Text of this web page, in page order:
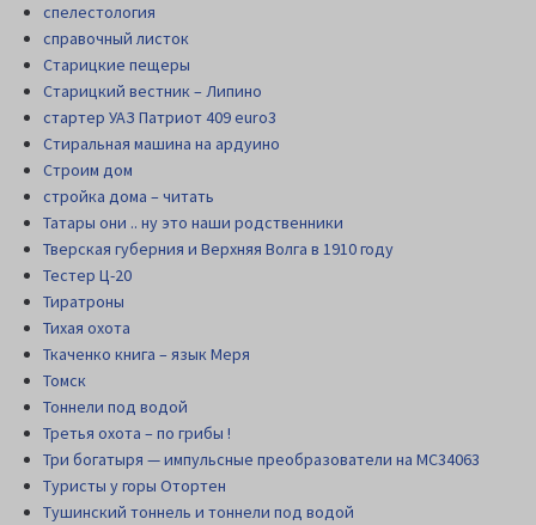
спелестология
справочный листок
Старицкие пещеры
Старицкий вестник – Липино
стартер УАЗ Патриот 409 euro3
Стиральная машина на ардуино
Строим дом
стройка дома – читать
Татары они .. ну это наши родственники
Тверская губерния и Верхняя Волга в 1910 году
Тестер Ц-20
Тиратроны
Тихая охота
Ткаченко книга – язык Меря
Томск
Тоннели под водой
Третья охота – по грибы !
Три богатыря — импульсные преобразователи на MC34063
Туристы у горы Отортен
Тушинский тоннель и тоннели под водой